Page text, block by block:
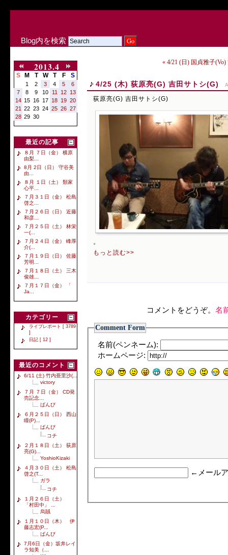
Blog内を検索
2013.4
S M T W T F S
1 2 3 4 5
6
7
8 9 10 11 12 13
14 15 16 17 18 19 20
21
22 23 24 25 26 27
28 29 30
最近の記事
８月 ７日（金） 横原
由梨...
8月 2日（日） 守谷美
由...
８月 １日（土） 類家
心平...
７月３１日（金） 松島
啓之...
７月２６日（日） 近藤
和彦...
７月２５日（土） 林栄
一(...
７月２４日（金） 峰厚
介(...
７月１９日（日） 佐藤
芳明...
７月１８日（土） 三木
俊雄...
７月１７日（金） 「
Ja...
カテゴリー
ライブレポート [ 3789
]
日記 [ 12 ]
最近のコメント
6/11 (土) 竹内亜里沙(...
victory
７月 ７日（金） CD発
売記念...
ばんび
６月２５日（日） 西山
瞳(P)...
ばんび
コチ
２月１８日（土） 荻原
亮(G)...
YoshioKizaki
４月３０日（土） 松島
啓之(T...
ガラ
コチ
１月２６日（土）
「村田中」 ...
烏賊
１月１０日（木） 伊
藤志宏(P...
ばんび
7月6日（金）坂井レイ
ラ知美（...
« 4/21 (日) 国貞雅子
4/25 (木) 荻原亮(G) 吉田サトシ(G)
荻原亮(G) 吉田サトシ(G)
。
もっと読む>>
コメントをどうぞ。 名
Comment Form
名前(ペンネーム):
ホームページ:
←メール